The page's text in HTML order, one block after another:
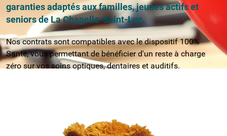
garanties adaptés aux familles, jeunes actifs et
seniors de La Chapelle-Saint-Luc.
Nos contrats sont compatibles avec le dispositif 100%
Santé, vous permettant de bénéficier d'un reste à charge
zéro sur vos soins optiques, dentaires et auditifs.